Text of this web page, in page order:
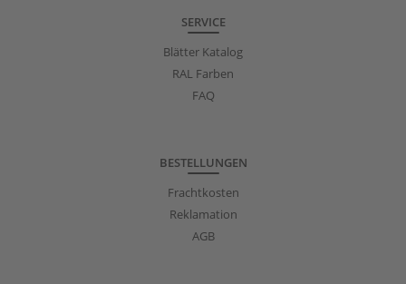
SERVICE
Blätter Katalog
RAL Farben
FAQ
BESTELLUNGEN
Frachtkosten
Reklamation
AGB